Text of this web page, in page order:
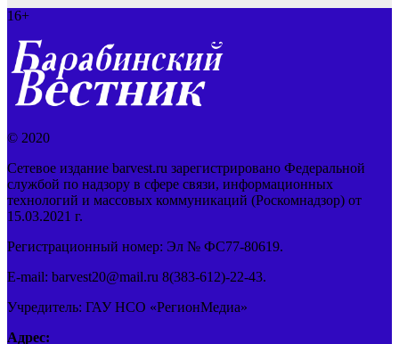
16+
© 2020
Сетевое издание barvest.ru зарегистрировано Федеральной
службой по надзору в сфере связи, информационных
технологий и массовых коммуникаций (Роскомнадзор) от
15.03.2021 г.
Регистрационный номер: Эл № ФС77-80619.
E-mail: barvest20@mail.ru 8(383-612)-22-43.
Учредитель: ГАУ НСО «РегионМедиа»
Адрес: